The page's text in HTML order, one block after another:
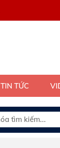
TIN TỨC